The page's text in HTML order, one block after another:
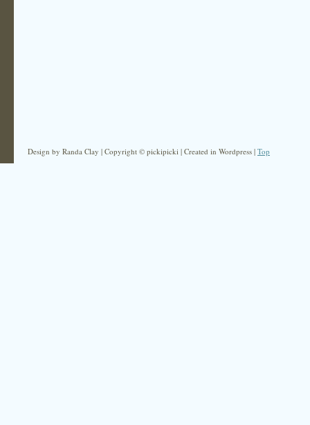
Design by Randa Clay | Copyright © pickipicki | Created in Wordpress | Top